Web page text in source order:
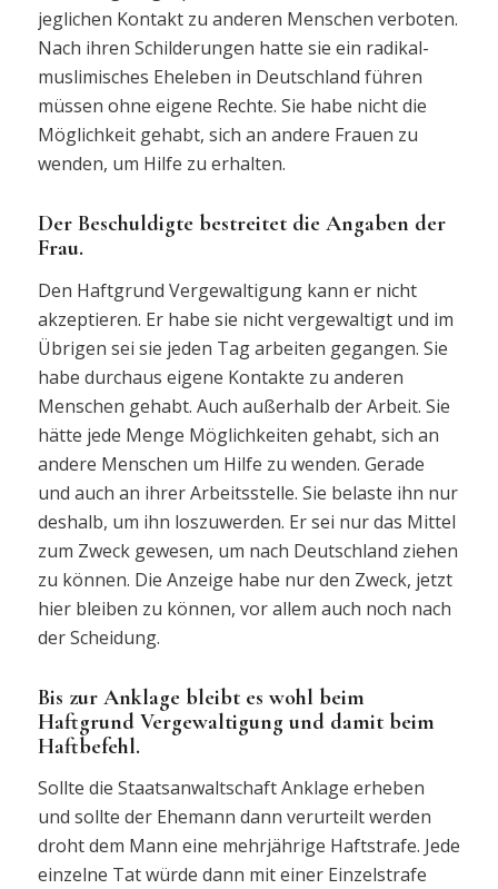
jeglichen Kontakt zu anderen Menschen verboten.
Nach ihren Schilderungen hatte sie ein radikal-
muslimisches Eheleben in Deutschland führen
müssen ohne eigene Rechte. Sie habe nicht die
Möglichkeit gehabt, sich an andere Frauen zu
wenden, um Hilfe zu erhalten.
Der Beschuldigte bestreitet die Angaben der
Frau.
Den Haftgrund Vergewaltigung kann er nicht
akzeptieren. Er habe sie nicht vergewaltigt und im
Übrigen sei sie jeden Tag arbeiten gegangen. Sie
habe durchaus eigene Kontakte zu anderen
Menschen gehabt. Auch außerhalb der Arbeit. Sie
hätte jede Menge Möglichkeiten gehabt, sich an
andere Menschen um Hilfe zu wenden. Gerade
und auch an ihrer Arbeitsstelle. Sie belaste ihn nur
deshalb, um ihn loszuwerden. Er sei nur das Mittel
zum Zweck gewesen, um nach Deutschland ziehen
zu können. Die Anzeige habe nur den Zweck, jetzt
hier bleiben zu können, vor allem auch noch nach
der Scheidung.
Bis zur Anklage bleibt es wohl beim
Haftgrund Vergewaltigung und damit beim
Haftbefehl.
Sollte die Staatsanwaltschaft Anklage erheben
und sollte der Ehemann dann verurteilt werden
droht dem Mann eine mehrjährige Haftstrafe. Jede
einzelne Tat würde dann mit einer Einzelstrafe